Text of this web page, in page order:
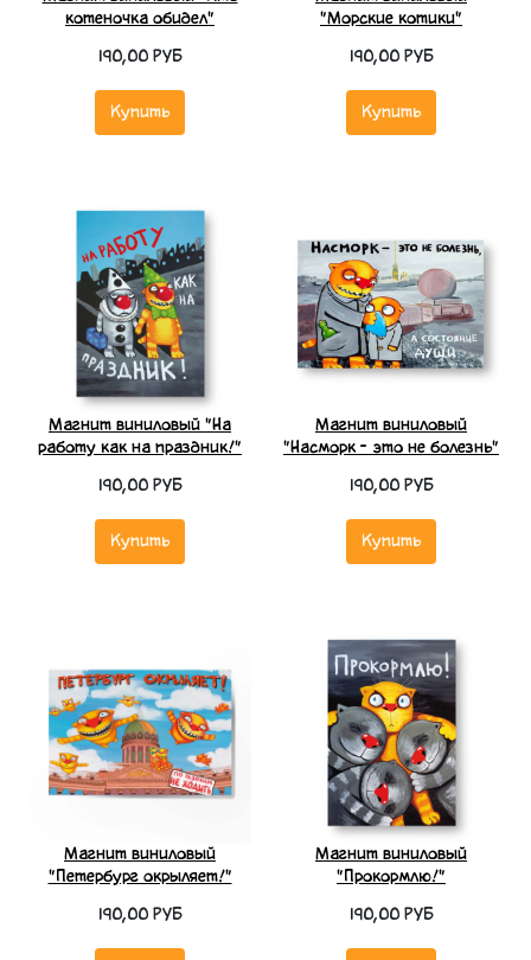
котеночка обидел"
190,00 РУБ
Купить
"Морские котики"
190,00 РУБ
Купить
Магнит виниловый "На
работу как на праздник!"
190,00 РУБ
Купить
Магнит виниловый
"Насморк - это не болезнь"
190,00 РУБ
Купить
Магнит виниловый
"Петербург окрыляет!"
190,00 РУБ
Магнит виниловый
"Прокормлю!"
190,00 РУБ